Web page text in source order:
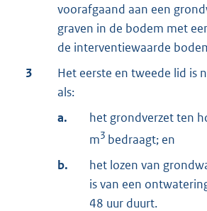
voorafgaand aan een
graven in de bodem met
de interventiewaarde
3
Het eerste en tweede lid is
als:
a.
het grondverzet ten
m3 bedraagt; en
b.
het lozen van
is van een
48 uur duurt.